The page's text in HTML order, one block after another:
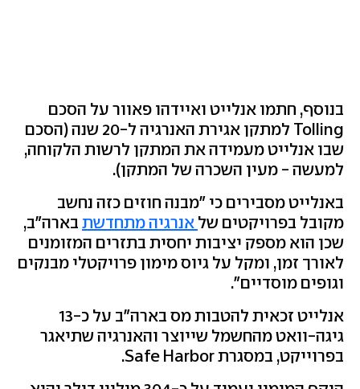
בנוסף, חתמו אנלייט ואיידהו פאוור על הסכם
Tolling למתקן אגירת האנרגיה ל-20 שנה (הסכם
שבו אנלייט מעמידה את המתקן לרשות הלקוחה,
למעשה - מעין השכרה של המתקן).
באנלייט מסבירים כי "מבנה חוזים כזה נחשב
מקובל בפרויקטים שלאנרגיה מתחדשתבארה"ב,
שכן הוא מספק יציבות יחסית בתזרים המזומנים
לאורך זמן, ומקל על גיוס מימון פרויקטלי מבנקים
וגופים מוסדיים".
אנלייט זכאית להטבות מס בארה"ב על כ-13
גיגה-וואט מהחשמל שייוצר והאנרגיה שתיאגר
בפרוייקט, במסגרת Safe Harbor.